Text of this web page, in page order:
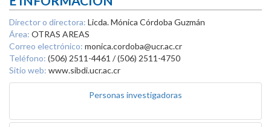
Director o directora: Licda. Mónica Córdoba Guzmán
Área: OTRAS AREAS
Correo electrónico: monica.cordoba@ucr.ac.cr
Teléfono: (506) 2511-4461 / (506) 2511-4750
Sitio web: www.sibdi.ucr.ac.cr
Personas investigadoras